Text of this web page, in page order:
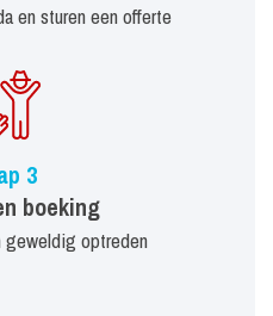
en sturen een offerte
3
boeking
geweldig optreden